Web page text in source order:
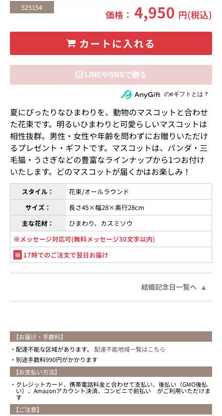
525154
価格：4,950 円(税込)
カートに入れる
住所を知らない相手にeギフトで贈るのeギフトとは？
夏にぴったりなひまわりを、動物のマスコットと合わせ
た花束です。明るいひまわりと可愛らしいマスコットは
相性抜群。男性・女性や年齢を問わずにお贈りいただけ
るプレゼント・ギフトです。マスコットは、パンダ・三
毛猫・うさぎなどの豊富なラインナップから1つお付け
いたします。どのマスコットが届くかはお楽しみ！
スタイル：
花束/オールラウンド
サイズ：
長さ45×幅28×奥行28cm
主な花材：
ひまわり、カスミソウ
※メッセージ対応可(無料メッセージ30文字以内)
※ 17時でのご注文で翌日お届け
結婚記念日一覧へ
【お届け・手数料】
配達不能な区域があります。 配達不能地域一覧はこちら
別途手数料990円がかかります
【お支払い方法】
クレジットカード、携帯電話料金と合わせて支払い、後払い（GMO後払
い）、Amazonアカウント決済、コンビニで前払い がご利用いただけま
す
【ご注意】